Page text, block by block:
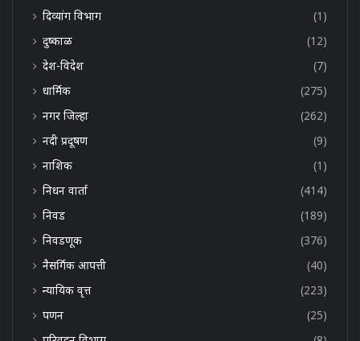
दिव्यांग विभाग
(1)
दुष्काळ
(12)
देश-विदेश
(7)
धार्मिक
(275)
नगर जिल्हा
(262)
नदी प्रदूषण
(9)
नाशिक
(1)
निधन वार्ता
(414)
निवड
(189)
निवडणूक
(376)
नैसर्गिक आपत्ती
(40)
न्यायिक वृत्त
(223)
पणन
(25)